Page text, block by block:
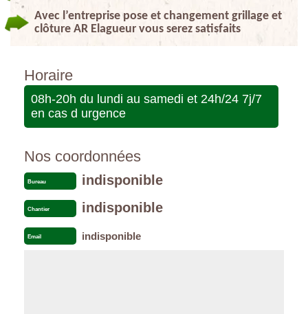
Avec l’entreprise pose et changement grillage et
clôture AR Elagueur vous serez satisfaits
Horaire
08h-20h du lundi au samedi et 24h/24 7j/7
en cas d urgence
Nos coordonnées
Bureau indisponible
Chantier indisponible
Email indisponible